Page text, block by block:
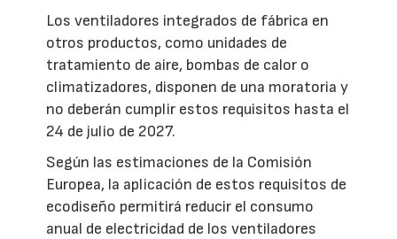
Los ventiladores integrados de fábrica en
otros productos, como unidades de
tratamiento de aire, bombas de calor o
climatizadores, disponen de una moratoria y
no deberán cumplir estos requisitos hasta el
24 de julio de 2027.
Según las estimaciones de la Comisión
Europea, la aplicación de estos requisitos de
ecodiseño permitirá reducir el consumo
anual de electricidad de los ventiladores